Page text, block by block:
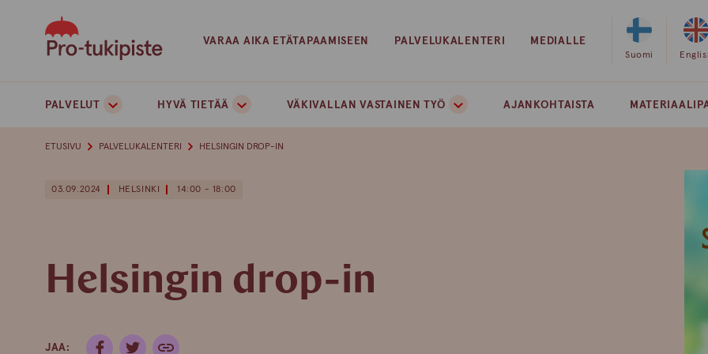
VARAA AIKA ETÄTAPAAMISEEN PALVELUKALENTERI MEDIALLE
Valitse
Suomi
PALVELUT HYVÄ TIETÄÄ VÄKIVALLAN VASTAINEN TYÖ AJANKOHTAISTA
ETUSIVU PALVELUKALENTERI HELSINGIN DROP-IN
03.09.2024 HELSINKI 14:00 - 18:00
Helsingin drop-in
JAA: